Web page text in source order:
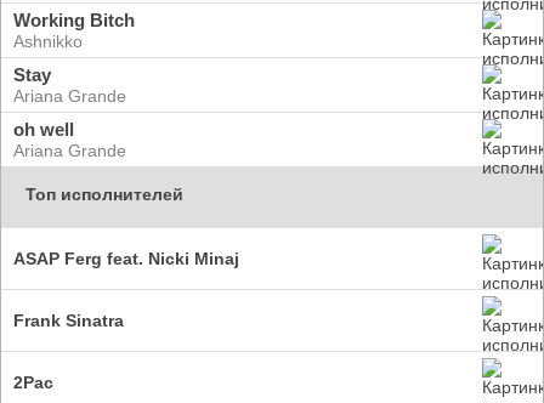
Working Bitch
Ashnikko
Stay
Ariana Grande
oh well
Ariana Grande
Топ исполнителей
ASAP Ferg feat. Nicki Minaj
Frank Sinatra
2Pac